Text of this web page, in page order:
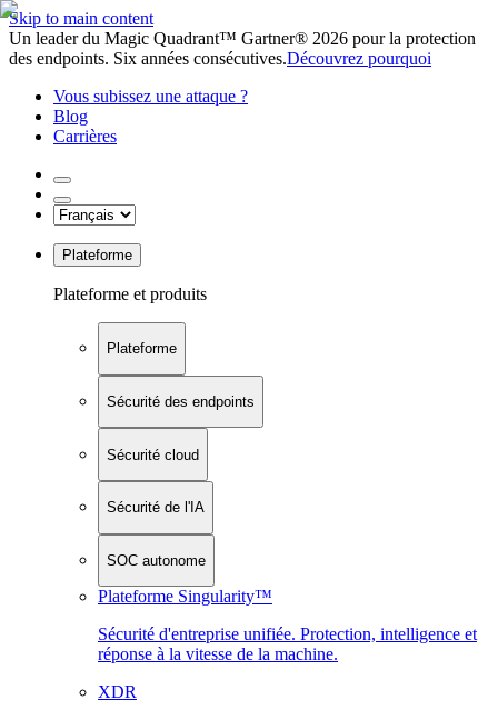
Skip to main content
Un leader du Magic Quadrant™ Gartner® 2026 pour la protection
des endpoints. Six années consécutives.Découvrez pourquoi
Vous subissez une attaque ?
Blog
Carrières
Plateforme
Plateforme et produits
Plateforme
Sécurité des endpoints
Sécurité cloud
Sécurité de l'IA
SOC autonome
Plateforme Singularity™
Sécurité d'entreprise unifiée. Protection, intelligence et
réponse à la vitesse de la machine.
XDR